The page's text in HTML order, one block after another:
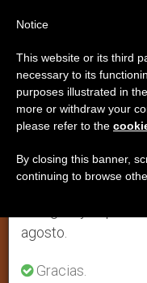
ESPIRITUALIDAD
Aviso
Del 27 de julio al
anual,
se generan menos
agosto.
Gracias.
Notice
This website or its third
necessary to its
purposes illustrated in
more or withdraw your
please refer to the
By closing this banner,
continuing to browse